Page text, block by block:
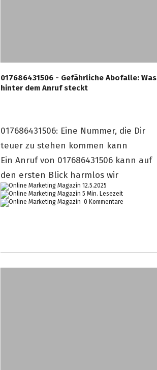
017686431506 - Gefährliche Abofalle: Was
hinter dem Anruf steckt
017686431506: Eine Nummer, die Dir
teuer zu stehen kommen kann
Ein Anruf von 017686431506 kann auf
den ersten Blick harmlos wir
12.5.2025
5 Min. Lesezeit
0 Kommentare